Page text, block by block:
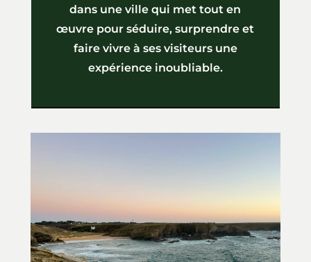
dans une ville qui met tout en
œuvre pour séduire, surprendre et
faire vivre à ses visiteurs une
expérience inoubliable.